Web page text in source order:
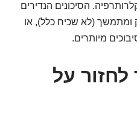
הסיכונים הנדירים
ומתמשך (לא שכיח כלל), או
מיותרים.
לחזור על